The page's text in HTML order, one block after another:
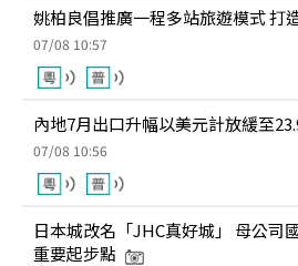
姚柏良倡推廣一程多站旅遊模式 打
07/08 10:57
內地7月出口升幅以美元計放緩至
07/08 10:56
日本城改名「JHC真好城」 母公司
重要起步點